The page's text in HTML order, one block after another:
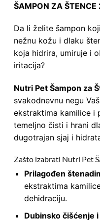
ŠAMPON ZA
Da li želite šampon
nežnu kožu i dlaku
koja hidrira, umiruje i
iritacija?
Nutri Pet Šampon za
svakodnevnu negu
ekstraktima kamilice i
temeljno čisti i hrani
dugotrajan sjaj i
Zašto izabrati Nutri Pet
Prilagođen
ekstraktima
dehidraciju.
Dubinsko čišćenje